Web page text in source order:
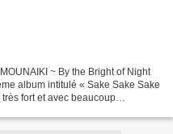
~ By the Bright of Night
album intitulé « Sake Sake Sake
fort et avec beaucoup